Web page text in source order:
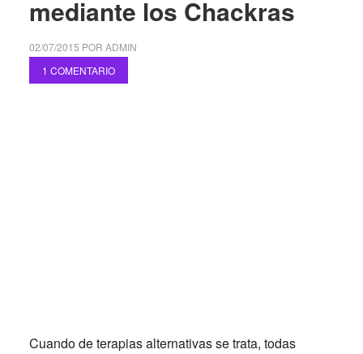
mediante los Chackras
02/07/2015 POR ADMIN
1 COMENTARIO
Cuando de terapias alternativas se trata, todas